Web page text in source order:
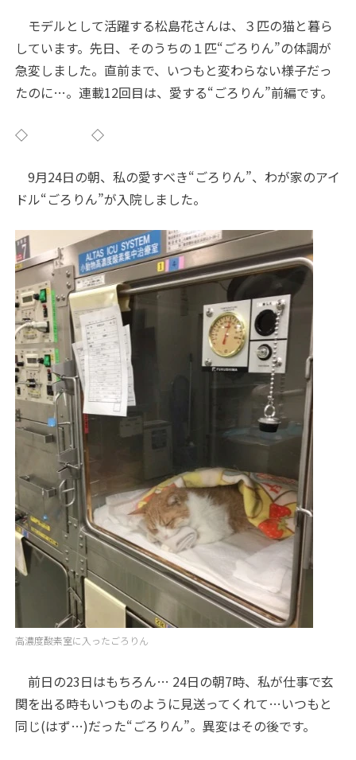
モデルとして活躍する松島花さんは、３匹の猫と暮ら
しています。先日、そのうちの１匹“ごろりん”の体調が
急変しました。直前まで、いつもと変わらない様子だっ
たのに…。連載12回目は、愛する“ごろりん”前編です。
◇ ◇
9月24日の朝、私の愛すべき“ごろりん”、わが家のアイ
ドル“ごろりん”が入院しました。
高濃度酸素室に入ったごろりん
前日の23日はもちろん… 24日の朝7時、私が仕事で玄
関を出る時もいつものように見送ってくれて…いつもと
同じ(はず…)だった“ごろりん”。異変はその後です。